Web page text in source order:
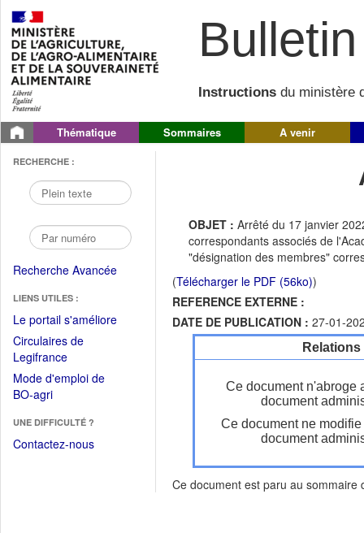
Instructions du ministère
Thématique Sommaires A venir
RECHERCHE :
Recherche Avancée
LIENS UTILES :
Le portail s'améliore(Fichier
Circulaires de
Legifrance(Ouvrir
dans
une
fenêtre)
Mode d'emploi de
BO-agri(Ouvrir
une
nouvelle
UNE DIFFICULTÉ ?
Contactez-nous
OBJET : Arrêté du 17 janvier
correspondants associés de
"désignation des membres"
(Télécharger le PDF (56ko))
REFERENCE EXTERNE :
DATE DE PUBLICATION : 27-01-
Ce document n'abroge
document
Ce document ne
document
Ce document est paru au sommaire